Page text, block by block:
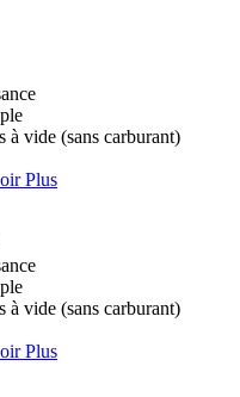
à vide (sans carburant)
Plus
à vide (sans carburant)
Plus